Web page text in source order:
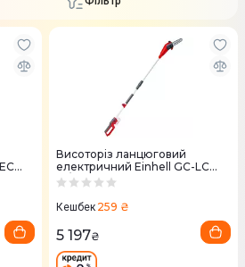
Висоторiз ланцюговий
електричний Einhell GC-LC
18/20 Li T-Solo, 18V 20см без
Кешбек 259 ₴
5 197₴